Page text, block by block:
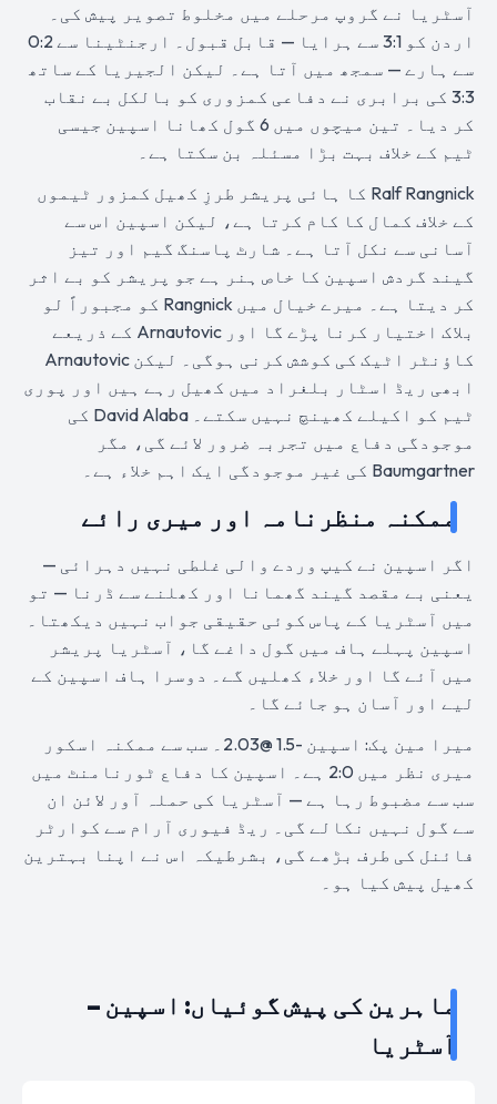
آسٹریا نے گروپ مرحلے میں مخلوط تصویر پیش کی۔
اردن کو 3:1 سے ہرایا — قابل قبول۔ ارجنٹینا سے 0:2
سے ہارے — سمجھ میں آتا ہے۔ لیکن الجیریا کے ساتھ
3:3 کی برابری نے دفاعی کمزوری کو بالکل بے نقاب
کر دیا۔ تین میچوں میں 6 گول کھانا اسپین جیسی
ٹیم کے خلاف بہت بڑا مسئلہ بن سکتا ہے۔
Ralf Rangnick کا ہائی پریشر طرزِ کھیل کمزور ٹیموں
کے خلاف کمال کا کام کرتا ہے، لیکن اسپین اس سے
آسانی سے نکل آتا ہے۔ شارٹ پاسنگ گیم اور تیز
گیند گردش اسپین کا خاص ہنر ہے جو پریشر کو بے اثر
کر دیتا ہے۔ میرے خیال میں Rangnick کو مجبوراً لو
بلاک اختیار کرنا پڑے گا اور Arnautovic کے ذریعے
کاؤنٹر اٹیک کی کوشش کرنی ہوگی۔ لیکن Arnautovic
ابھی ریڈ اسٹار بلغراد میں کھیل رہے ہیں اور پوری
ٹیم کو اکیلے کھینچ نہیں سکتے۔ David Alaba کی
موجودگی دفاع میں تجربہ ضرور لائے گی، مگر
Baumgartner کی غیر موجودگی ایک اہم خلاء ہے۔
ممکنہ منظرنامہ اور میری رائے
اگر اسپین نے کیپ وردے والی غلطی نہیں دہرائی —
یعنی بے مقصد گیند گھمانا اور کھلنے سے ڈرنا — تو
میں آسٹریا کے پاس کوئی حقیقی جواب نہیں دیکھتا۔
اسپین پہلے ہاف میں گول داغے گا، آسٹریا پریشر
میں آئے گا اور خلاء کھلیں گے۔ دوسرا ہاف اسپین کے
لیے اور آسان ہو جائے گا۔
میرا مین پک: اسپین -1.5 @2.03۔ سب سے ممکنہ اسکور
میری نظر میں 2:0 ہے۔ اسپین کا دفاع ٹورنامنٹ میں
سب سے مضبوط رہا ہے — آسٹریا کی حملہ آور لائن ان
سے گول نہیں نکالے گی۔ ریڈ فیوری آرام سے کوارٹر
فائنل کی طرف بڑھے گی، بشرطیکہ اس نے اپنا بہترین
کھیل پیش کیا ہو۔
ماہرین کی پیش گوئیاں: اسپین –
آسٹریا